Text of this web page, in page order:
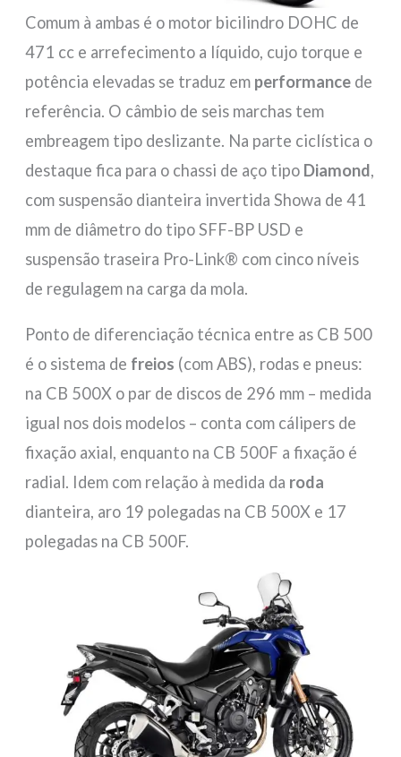
Comum à ambas é o motor bicilindro DOHC de
471 cc e arrefecimento a líquido, cujo torque e
potência elevadas se traduz em performance de
referência. O câmbio de seis marchas tem
embreagem tipo deslizante. Na parte ciclística o
destaque fica para o chassi de aço tipo Diamond,
com suspensão dianteira invertida Showa de 41
mm de diâmetro do tipo SFF-BP USD e
suspensão traseira Pro-Link® com cinco níveis
de regulagem na carga da mola.
Ponto de diferenciação técnica entre as CB 500
é o sistema de freios (com ABS), rodas e pneus:
na CB 500X o par de discos de 296 mm – medida
igual nos dois modelos – conta com cálipers de
fixação axial, enquanto na CB 500F a fixação é
radial. Idem com relação à medida da roda
dianteira, aro 19 polegadas na CB 500X e 17
polegadas na CB 500F.